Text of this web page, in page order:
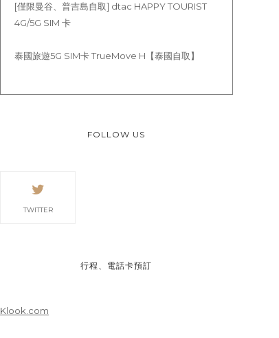
[僅限曼谷、普吉島自取] dtac HAPPY TOURIST
4G/5G SIM 卡
泰國旅遊5G SIM卡 TrueMove H【泰國自取】
FOLLOW US
TWITTER
行程、電話卡預訂
Klook.com